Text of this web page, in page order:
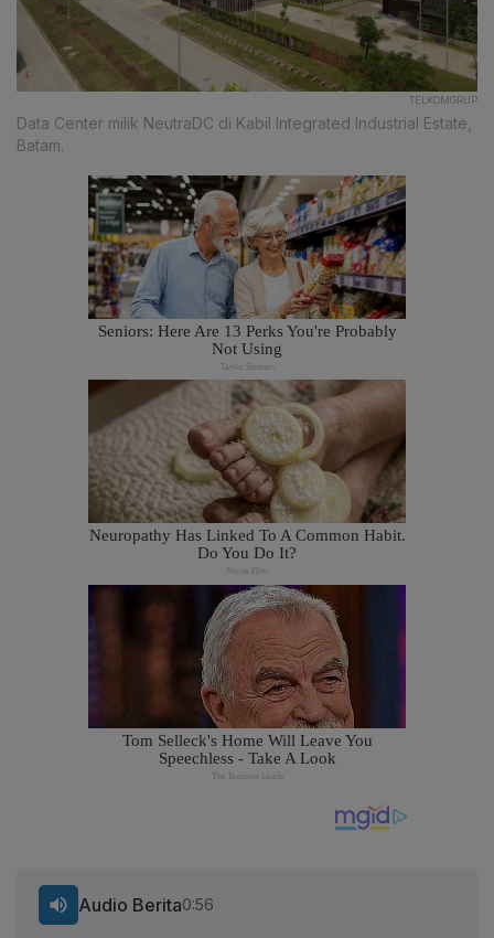
TELKOMGRUP
Data Center milik NeutraDC di Kabil Integrated Industrial Estate,
Batam.
Audio Berita0:56